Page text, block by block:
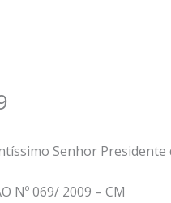
Senhor
Nº 069/ 2009 – CM